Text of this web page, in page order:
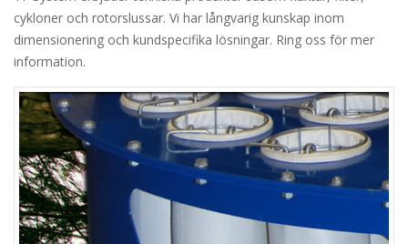
cykloner och rotorslussar. Vi har långvarig kunskap inom
dimensionering och kundspecifika lösningar. Ring oss för mer
information.